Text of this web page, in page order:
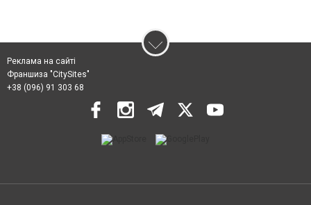
Реклама на сайті
Франшиза "CitySites"
+38 (096) 91 303 68